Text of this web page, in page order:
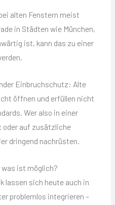
alten Fenstern meist
in Städten wie München,
ist, kann das zu einer
Einbruchschutz: Alte
öffnen und erfüllen nicht
Wer also in einer
oder auf zusätzliche
dringend nachrüsten.
was ist möglich?
lassen sich heute auch in
problemlos integrieren –